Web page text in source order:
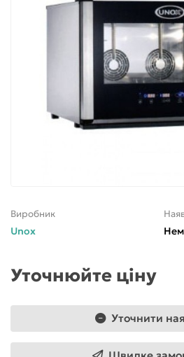
Виробник
Unox
Уточнюйте ціну
Уточнити